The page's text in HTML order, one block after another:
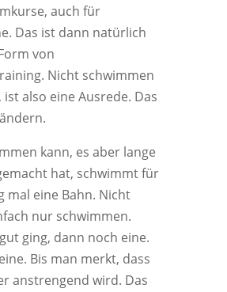
auch für
Das ist dann natürlich
von
Nicht schwimmen
ist also eine Ausrede. Das
kann, es aber lange
hat, schwimmt für
mal eine Bahn. Nicht
nur schwimmen.
ging, dann noch eine.
Bis man merkt, dass
anstrengend wird. Das